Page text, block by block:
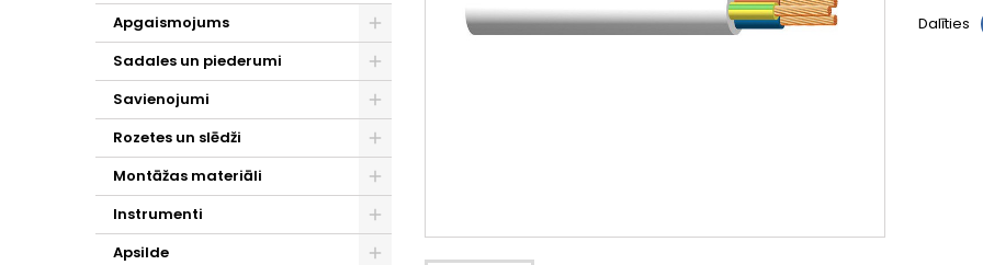
Apgaismojums
Sadales un piederumi
Savienojumi
Rozetes un slēdži
Montāžas materiāli
Instrumenti
Apsilde
Dalīties